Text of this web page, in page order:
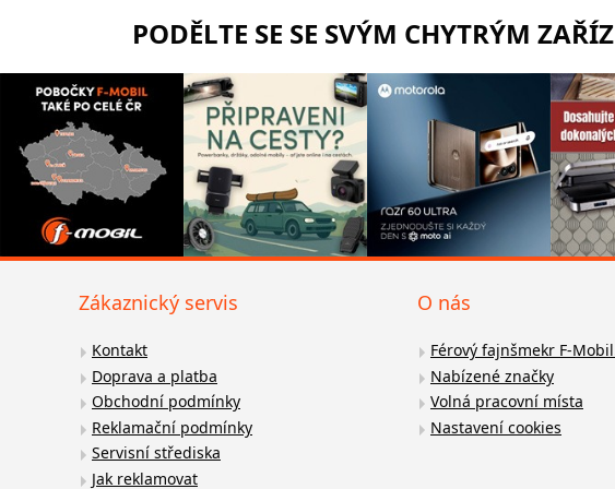
PODĚLTE SE SE SVÝM CHYTRÝM
Zákaznický servis
Kontakt
Doprava a platba
Obchodní podmínky
Reklamační podmínky
Servisní střediska
Jak reklamovat
O nás
Férový fajnšmekr F-
Nabízené značky
Volná pracovní místa
Nastavení cookies